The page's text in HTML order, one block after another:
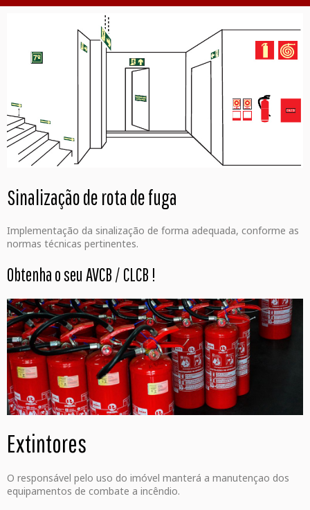
Sinalização de rota de fuga
Implementação da sinalização de forma adequada, conforme as
normas técnicas pertinentes.
Obtenha o seu AVCB / CLCB !
Extintores
O responsável pelo uso do imóvel manterá a manutençao dos
equipamentos de combate a incêndio.